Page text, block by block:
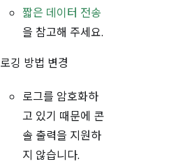
짧은 데이터 전송
을 참고해 주세요.
로깅 방법 변경
로그를 암호화하
고 있기 때문에 콘
솔 출력을 지원하
지 않습니다.